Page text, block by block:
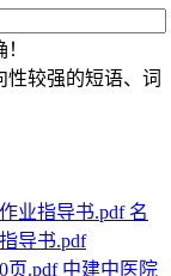
较强的短语、词
名
导书.pdf
中建中医院